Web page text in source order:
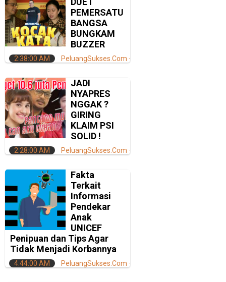
PEMERSATU
BANGSA
BUNGKAM
BUZZER
PeluangSukses.Com
2:38:00 AM
JADI
NYAPRES
NGGAK ?
GIRING
KLAIM PSI
SOLID !
PeluangSukses.Com
2:28:00 AM
Fakta
Terkait
Informasi
Pendekar
Anak
UNICEF
Penipuan dan Tips Agar
Tidak Menjadi Korbannya
PeluangSukses.Com
4:44:00 AM